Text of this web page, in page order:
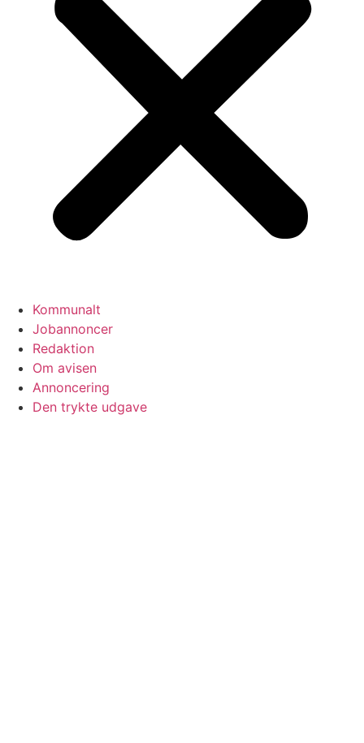
Kommunalt
Jobannoncer
Redaktion
Om avisen
Annoncering
Den trykte udgave